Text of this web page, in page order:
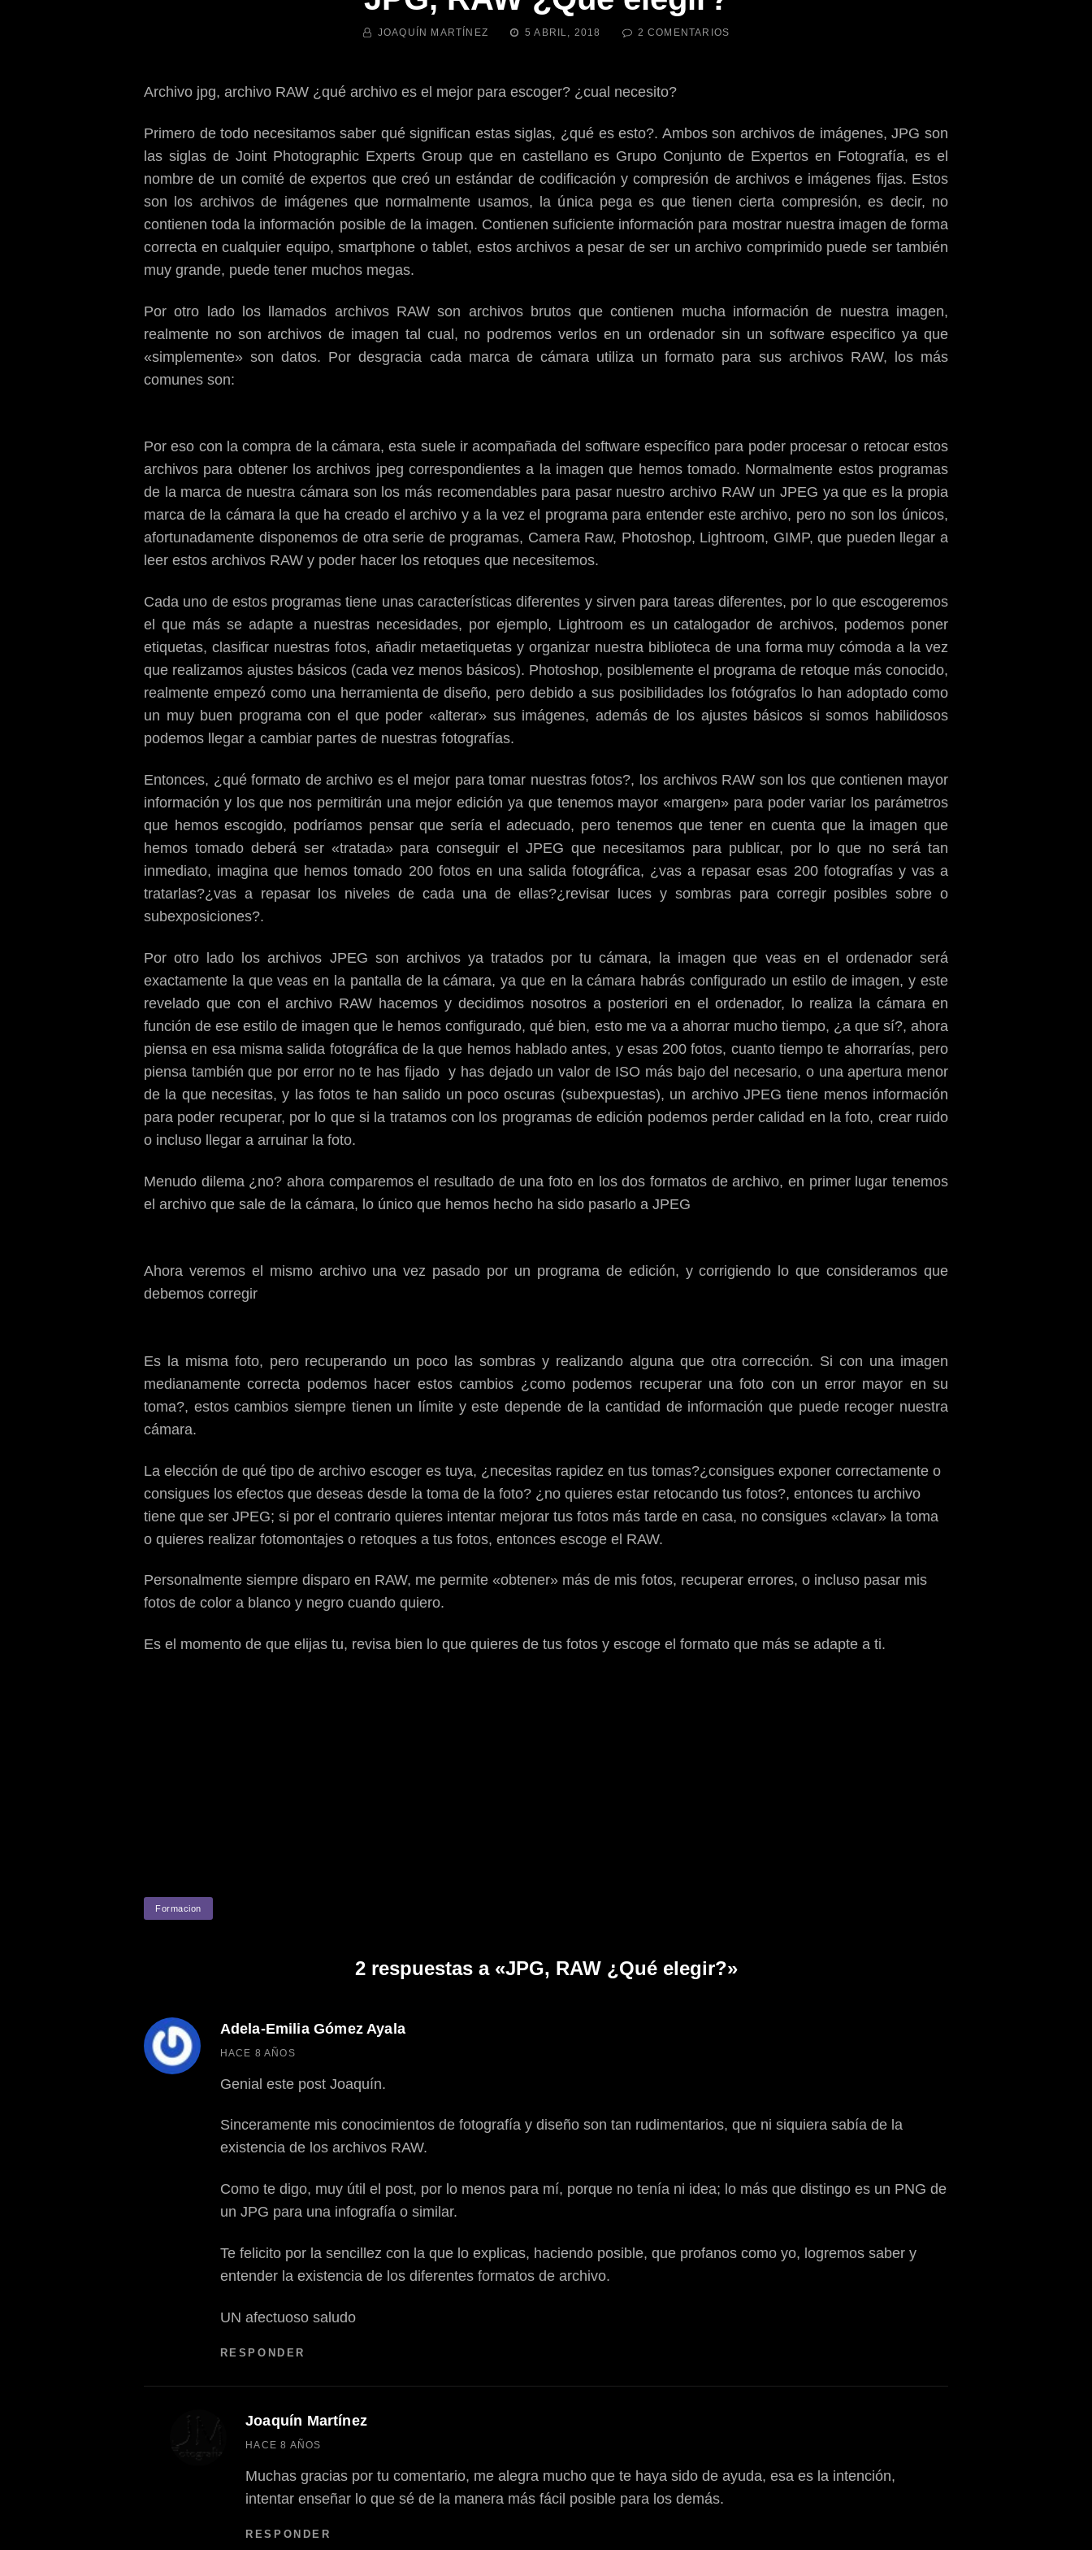
BY JOAQUÍN MARTÍNEZ
PUBLICADA
5 ABRIL, 2018 2 COMENTARIOS
Archivo jpg, archivo RAW ¿qué archivo es el mejor para escoger? ¿cual necesito?
Primero de todo necesitamos saber qué significan estas siglas, ¿qué es esto?. Ambos son archivos de imágenes, JPG son
las siglas de Joint Photographic Experts Group que en castellano es Grupo Conjunto de Expertos en Fotografía, es el
nombre de un comité de expertos que creó un estándar de codificación y compresión de archivos e imágenes fijas. Estos
son los archivos de imágenes que normalmente usamos, la única pega es que tienen cierta compresión, es decir, no
contienen toda la información posible de la imagen. Contienen suficiente información para mostrar nuestra imagen de forma
correcta en cualquier equipo, smartphone o tablet, estos archivos a pesar de ser un archivo comprimido puede ser también
muy grande, puede tener muchos megas.
Por otro lado los llamados archivos RAW son archivos brutos que contienen mucha información de nuestra imagen,
realmente no son archivos de imagen tal cual, no podremos verlos en un ordenador sin un software especifico ya que
«simplemente» son datos. Por desgracia cada marca de cámara utiliza un formato para sus archivos RAW, los más
comunes son:
Por eso con la compra de la cámara, esta suele ir acompañada del software específico para poder procesar o retocar estos
archivos para obtener los archivos jpeg correspondientes a la imagen que hemos tomado. Normalmente estos programas
de la marca de nuestra cámara son los más recomendables para pasar nuestro archivo RAW un JPEG ya que es la propia
marca de la cámara la que ha creado el archivo y a la vez el programa para entender este archivo, pero no son los únicos,
afortunadamente disponemos de otra serie de programas, Camera Raw, Photoshop, Lightroom, GIMP, que pueden llegar a
leer estos archivos RAW y poder hacer los retoques que necesitemos.
Cada uno de estos programas tiene unas características diferentes y sirven para tareas diferentes, por lo que escogeremos
el que más se adapte a nuestras necesidades, por ejemplo, Lightroom es un catalogador de archivos, podemos poner
etiquetas, clasificar nuestras fotos, añadir metaetiquetas y organizar nuestra biblioteca de una forma muy cómoda a la vez
que realizamos ajustes básicos (cada vez menos básicos). Photoshop, posiblemente el programa de retoque más conocido,
realmente empezó como una herramienta de diseño, pero debido a sus posibilidades los fotógrafos lo han adoptado como
un muy buen programa con el que poder «alterar» sus imágenes, además de los ajustes básicos si somos habilidosos
podemos llegar a cambiar partes de nuestras fotografías.
Entonces, ¿qué formato de archivo es el mejor para tomar nuestras fotos?, los archivos RAW son los que contienen mayor
información y los que nos permitirán una mejor edición ya que tenemos mayor «margen» para poder variar los parámetros
que hemos escogido, podríamos pensar que sería el adecuado, pero tenemos que tener en cuenta que la imagen que
hemos tomado deberá ser «tratada» para conseguir el JPEG que necesitamos para publicar, por lo que no será tan
inmediato, imagina que hemos tomado 200 fotos en una salida fotográfica, ¿vas a repasar esas 200 fotografías y vas a
tratarlas?¿vas a repasar los niveles de cada una de ellas?¿revisar luces y sombras para corregir posibles sobre o
subexposiciones?.
Por otro lado los archivos JPEG son archivos ya tratados por tu cámara, la imagen que veas en el ordenador será
exactamente la que veas en la pantalla de la cámara, ya que en la cámara habrás configurado un estilo de imagen, y este
revelado que con el archivo RAW hacemos y decidimos nosotros a posteriori en el ordenador, lo realiza la cámara en
función de ese estilo de imagen que le hemos configurado, qué bien, esto me va a ahorrar mucho tiempo, ¿a que sí?, ahora
piensa en esa misma salida fotográfica de la que hemos hablado antes, y esas 200 fotos, cuanto tiempo te ahorrarías, pero
piensa también que por error no te has fijado y has dejado un valor de ISO más bajo del necesario, o una apertura menor
de la que necesitas, y las fotos te han salido un poco oscuras (subexpuestas), un archivo JPEG tiene menos información
para poder recuperar, por lo que si la tratamos con los programas de edición podemos perder calidad en la foto, crear ruido
o incluso llegar a arruinar la foto.
Menudo dilema ¿no? ahora comparemos el resultado de una foto en los dos formatos de archivo, en primer lugar tenemos
el archivo que sale de la cámara, lo único que hemos hecho ha sido pasarlo a JPEG
Ahora veremos el mismo archivo una vez pasado por un programa de edición, y corrigiendo lo que consideramos que
debemos corregir
Es la misma foto, pero recuperando un poco las sombras y realizando alguna que otra corrección. Si con una imagen
medianamente correcta podemos hacer estos cambios ¿como podemos recuperar una foto con un error mayor en su
toma?, estos cambios siempre tienen un límite y este depende de la cantidad de información que puede recoger nuestra
cámara.
La elección de qué tipo de archivo escoger es tuya, ¿necesitas rapidez en tus tomas?¿consigues exponer correctamente o
consigues los efectos que deseas desde la toma de la foto? ¿no quieres estar retocando tus fotos?, entonces tu archivo
tiene que ser JPEG; si por el contrario quieres intentar mejorar tus fotos más tarde en casa, no consigues «clavar» la toma
o quieres realizar fotomontajes o retoques a tus fotos, entonces escoge el RAW.
Personalmente siempre disparo en RAW, me permite «obtener» más de mis fotos, recuperar errores, o incluso pasar mis
fotos de color a blanco y negro cuando quiero.
Es el momento de que elijas tu, revisa bien lo que quieres de tus fotos y escoge el formato que más se adapte a ti.
ETIQUETAS
Formacion
2 respuestas a «JPG, RAW ¿Qué elegir?»
Adela-Emilia Gómez Ayala
dice:
HACE 8 AÑOS
Genial este post Joaquín.
Sinceramente mis conocimientos de fotografía y diseño son tan rudimentarios, que ni siquiera sabía de la
existencia de los archivos RAW.
Como te digo, muy útil el post, por lo menos para mí, porque no tenía ni idea; lo más que distingo es un PNG de
un JPG para una infografía o similar.
Te felicito por la sencillez con la que lo explicas, haciendo posible, que profanos como yo, logremos saber y
entender la existencia de los diferentes formatos de archivo.
UN afectuoso saludo
RESPONDER
Joaquín Martínez
dice:
HACE 8 AÑOS
Muchas gracias por tu comentario, me alegra mucho que te haya sido de ayuda, esa es la intención,
intentar enseñar lo que sé de la manera más fácil posible para los demás.
RESPONDER